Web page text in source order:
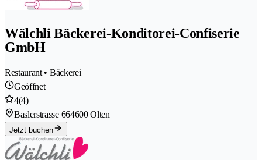
Wälchli Bäckerei-Konditorei-Confiserie
GmbH
Restaurant • Bäckerei
Geöffnet
4(4)
Baslerstrasse 664600 Olten
Jetzt buchen